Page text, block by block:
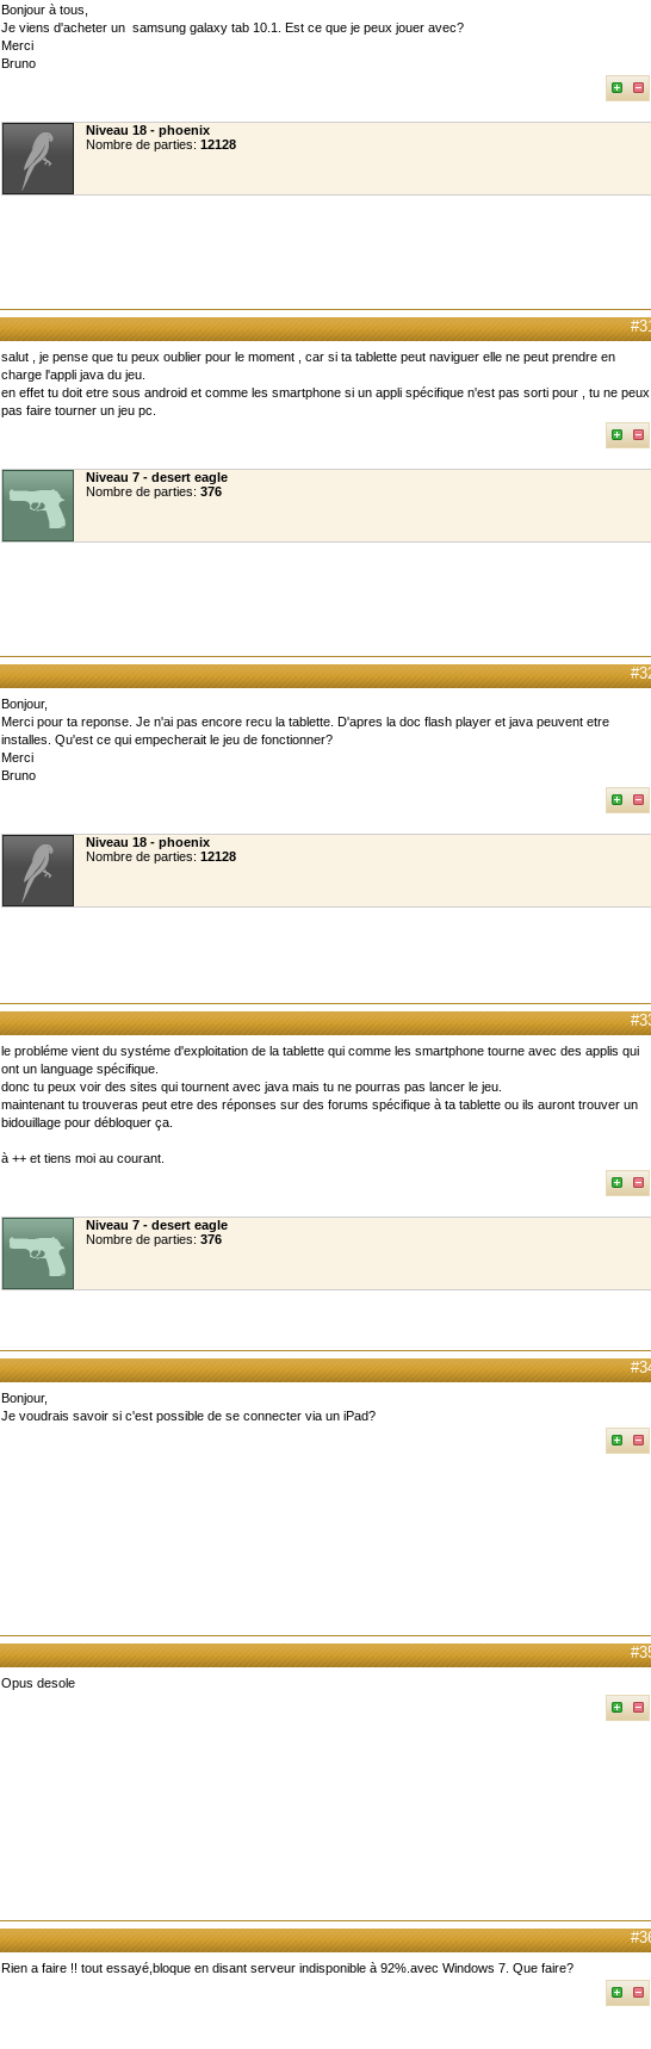
Bonjour à tous,
Je viens d'acheter un samsung galaxy tab 10.1. Est ce que je peux jouer avec?
Merci
Bruno
Niveau 18 - phoenix
Nombre de parties: 12128
salut , je pense que tu peux oublier pour le moment , car si ta tablette peut naviguer elle ne peut prendre en
charge l'appli java du jeu.
en effet tu doit etre sous android et comme les smartphone si un appli spécifique n'est pas sorti pour , tu ne peux
pas faire tourner un jeu pc.
Niveau 7 - desert eagle
Nombre de parties: 376
Bonjour,
Merci pour ta reponse. Je n'ai pas encore recu la tablette. D'apres la doc flash player et java peuvent etre
installes. Qu'est ce qui empecherait le jeu de fonctionner?
Merci
Bruno
Niveau 18 - phoenix
Nombre de parties: 12128
le probléme vient du systéme d'exploitation de la tablette qui comme les smartphone tourne avec des applis qui
ont un language spécifique.
donc tu peux voir des sites qui tournent avec java mais tu ne pourras pas lancer le jeu.
maintenant tu trouveras peut etre des réponses sur des forums spécifique à ta tablette ou ils auront trouver un
bidouillage pour débloquer ça.
à ++ et tiens moi au courant.
Niveau 7 - desert eagle
Nombre de parties: 376
Bonjour,
Je voudrais savoir si c'est possible de se connecter via un iPad?
Opus desole
Rien a faire !! tout essayé,bloque en disant serveur indisponible à 92%.avec Windows 7. Que faire?